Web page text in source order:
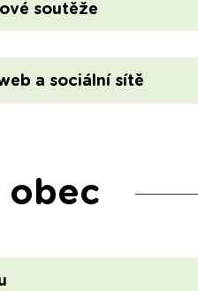
soutěže
a sociální sítě
obec